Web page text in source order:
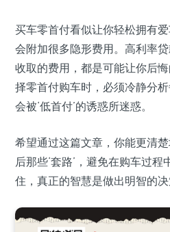
买车零首付看似让你轻松拥有
会附加很多隐形费用。高利率
收取的费用，都是可能让你后
择零首付购车时，必须冷静分
会被‘低首付’的诱惑所迷惑。
希望通过这篇文章，你能更清
后那些‘套路’，避免在购车过
住，真正的智慧是做出明智的决